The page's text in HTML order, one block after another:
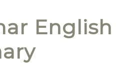
English